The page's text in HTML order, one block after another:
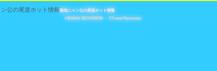
路地ニャン公の尾道ホット情報
©BISAN SECESSION
・ ©Travel Secession